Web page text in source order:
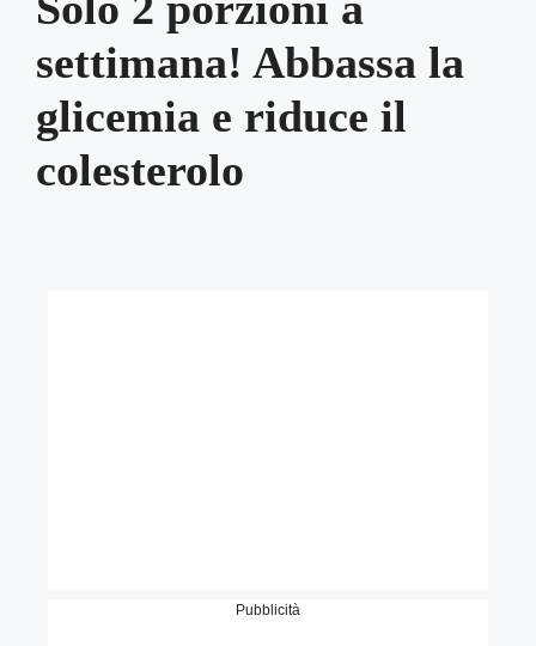
settimana! Abbassa la
glicemia e riduce il
colesterolo
Pubblicità